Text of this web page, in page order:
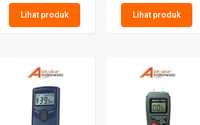
Lihat produk Lihat produk